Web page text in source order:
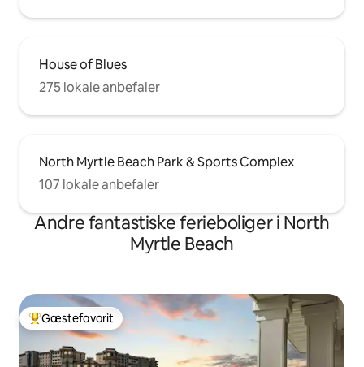
House of Blues
275 lokale anbefaler
North Myrtle Beach Park & Sports Complex
107 lokale anbefaler
Andre fantastiske ferieboliger i North
Myrtle Beach
Bedste gæstefavorit
Gæstefavorit